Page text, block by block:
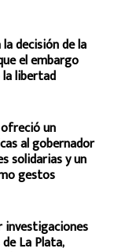
decisión de la
el embargo
libertad
un
al gobernador
solidarias y un
gestos
investigaciones
La Plata,